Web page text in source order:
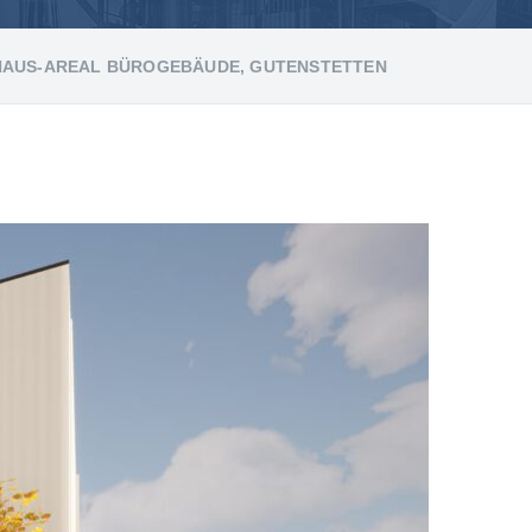
AREAL BÜROGEBÄUDE, GUTENSTETTEN